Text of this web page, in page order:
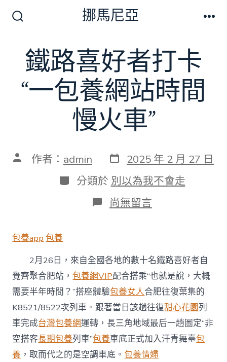
切
換
開
關
挪馬尼亞
鐵路喜好者打卡
“一包養網站時間
慢火車”
文 作者： admin 發
表
日
期
2025 年 2 月 27 日
分
類
分類於 別以為我不會走
在
〈鐵
者
打
卡
“一
包
養
網
站
時
間
慢
尚無留言
包養app 包養
2月26日，來自全國各地的數十名鐵路喜好者自
覺齊聚合肥站，包養網VIP配合搭乘“也就是說，大概
需要半年時間？”搭座體驗包養女人合肥往復葉集的
K8521/8522次列車。跟著當日該趟往復甜心花園列
車完成台灣包養網運轉，長三角地域最后一趟圖定“非
空搭客長期包養列車”包養車底正式加入汗青舞臺包
養 ，取而代之的是空調車底。包養情婦